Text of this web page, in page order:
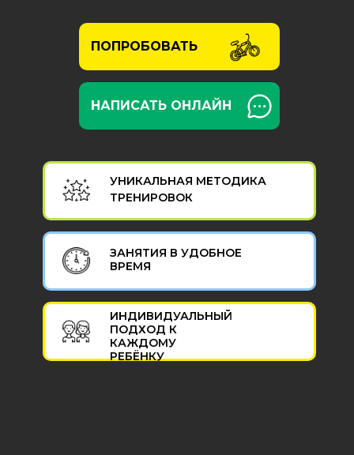
ПОПРОБОВАТЬ
УНИКАЛЬНАЯ МЕТОДИКА
ТРЕНИРОВОК
ЗАНЯТИЯ В УДОБНОЕ
ВРЕМЯ
ИНДИВИДУАЛЬНЫЙ
ПОДХОД К
КАЖДОМУ
РЕБЁНКУ
НАПИСАТЬ ОНЛАЙН